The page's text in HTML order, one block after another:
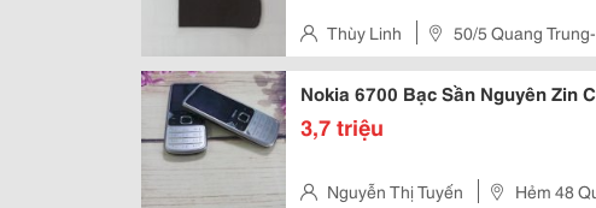
Thùy Linh 50/5 Quang
Nokia 6700 Bạc Sần Nguyên Zin
3,7 triệu
Nguyễn Thị Tuyến
Hẻm 48